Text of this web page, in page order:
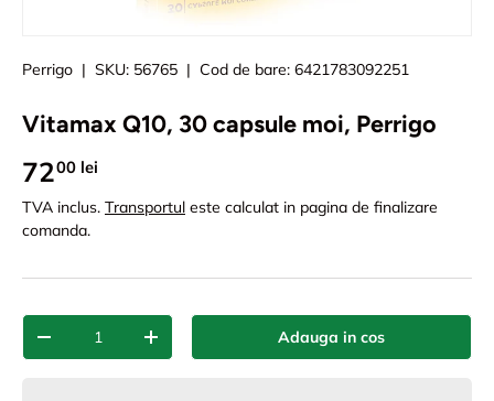
Perrigo | SKU: 56765 | Cod de bare: 6421783092251
Vitamax Q10, 30 capsule moi, Perrigo
7200 lei
TVA inclus. Transportul este calculat in pagina de finalizare
comanda.
Cant.
-
+ Adauga in cos